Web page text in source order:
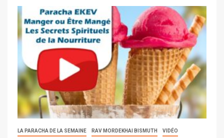
LA PARACHA DE LA SEMAINE RAV MORDEKHAI BISMUTH VIDÉO